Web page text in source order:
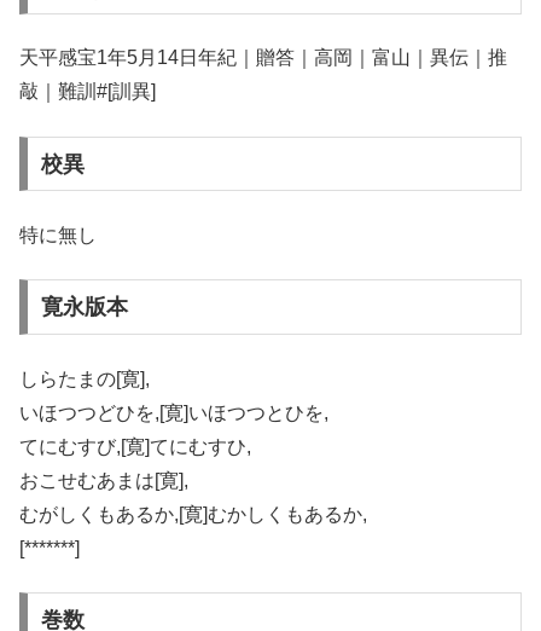
天平感宝1年5月14日年紀｜贈答｜高岡｜富山｜異伝｜推
敲｜難訓#[訓異]
校異
特に無し
寛永版本
しらたまの[寛],
いほつつどひを,[寛]いほつつとひを,
てにむすび,[寛]てにむすひ,
おこせむあまは[寛],
むがしくもあるか,[寛]むかしくもあるか,
[*******]
巻数